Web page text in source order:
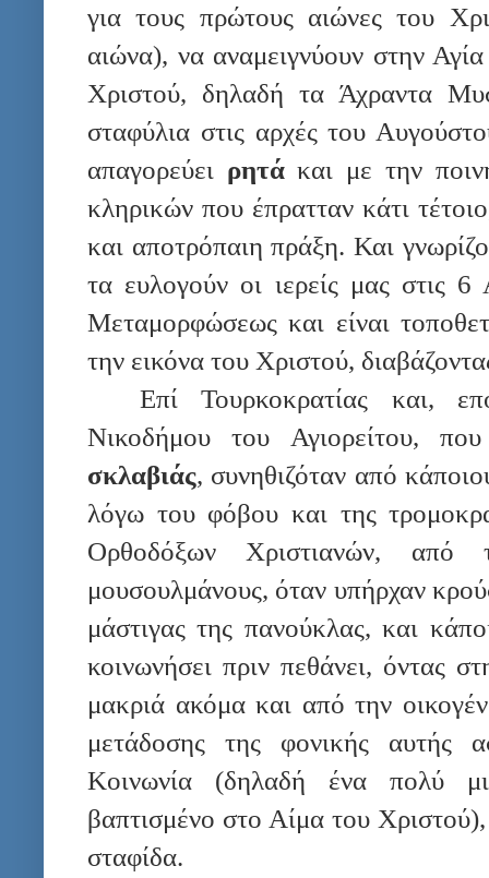
για τους πρώτους αιώνες του
αιώνα), να αναμειγνύουν στην
Χριστού, δηλαδή τα Άχραντα
σταφύλια στις αρχές του
απαγορεύει ρητάκαι με την
κληρικών που έπρατταν κάτι
και αποτρόπαιη πράξη. Και
τα ευλογούν οι ιερείς μας στις
Μεταμορφώσεως και είναι
την εικόνα του Χριστού,
Επί Τουρκοκρατίας και,
Νικοδήμου του Αγιορείτου,
σκλαβιάς, συνηθιζόταν από
λόγω του φόβου και της
Ορθοδόξων Χριστιανών, από
μουσουλμάνους, όταν υπήρχαν
μάστιγας της πανούκλας, και
κοινωνήσει πριν πεθάνει, όντας
μακριά ακόμα και από την
μετάδοσης της φονικής αυτής
Κοινωνία (δηλαδή ένα πολύ
βαπτισμένο στο Αίμα του
σταφίδα.